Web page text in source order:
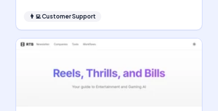
👨‍💻Customer Support